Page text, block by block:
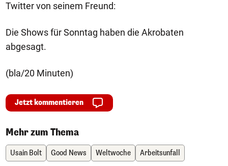
Twitter von seinem Freund:
Die Shows für Sonntag haben die Akrobaten
abgesagt.
(bla/20 Minuten)
Jetzt kommentieren
Mehr zum Thema
Usain Bolt Good News Weltwoche Arbeitsunfall